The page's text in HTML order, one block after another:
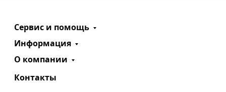
Сервис и помощь
Информация
О компании
Контакты